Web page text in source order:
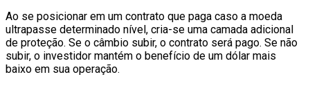
Ao se posicionar em um contrato que paga caso a moeda
ultrapasse determinado nível, cria-se uma camada adicional
de proteção. Se o câmbio subir, o contrato será pago. Se não
subir, o investidor mantém o benefício de um dólar mais
baixo em sua operação.